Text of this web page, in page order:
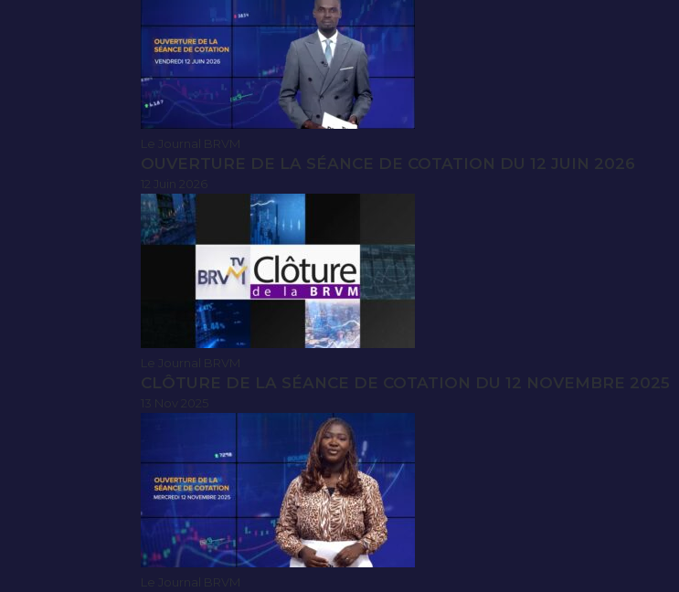
Le Journal BRVM
OUVERTURE DE LA SÉANCE DE COTATION DU 12 JUIN 2026
Le Journal BRVM
CLÔTURE DE LA SÉANCE DE COTATION DU 12 NOVEMBRE 2025
Le Journal BRVM